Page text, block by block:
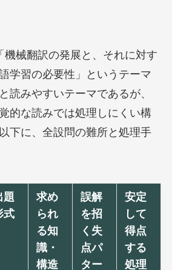
機械翻訳の発展と、それに対す
学習の必要性」というテーマ
読みやすいテーマであるが、
的な読みでは処理しにくい構
下に、全設問の難所と処理手
題
式
求め
られ
る知
識・
構造
誤解
を招
く失
点パ
ター
安定
して
得点
する
処理